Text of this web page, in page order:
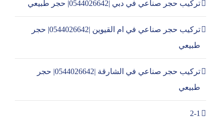
تركيب حجر صناعي في دبي |0544026642| حجر طبيعي
تركيب حجر صناعي في ام القيوين |0544026642| حجر
طبيعي
تركيب حجر صناعي في الشارقة |0544026642| حجر
طبيعي
2-1